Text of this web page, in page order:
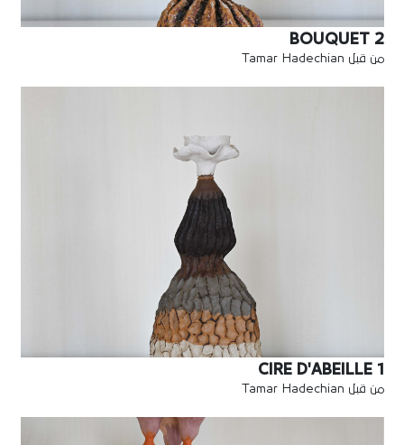
BOUQUET 2
من قبل Tamar Hadechian
CIRE D'ABEILLE 1
من قبل Tamar Hadechian